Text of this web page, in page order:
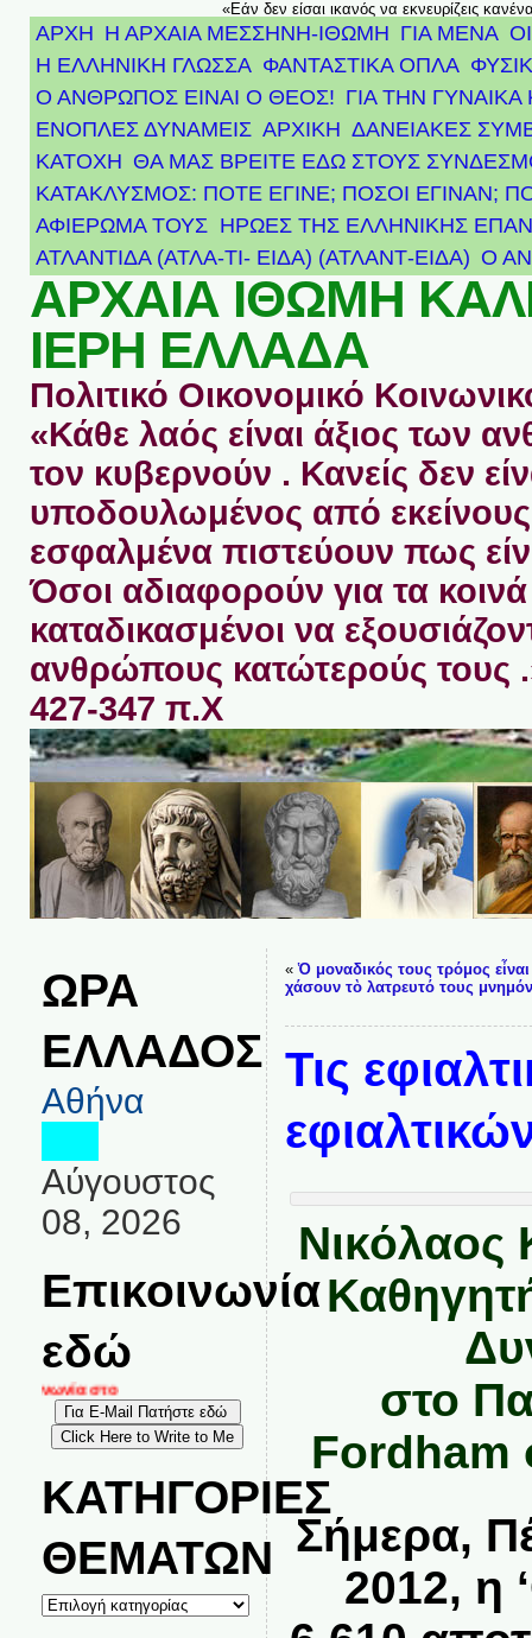
«Εάν δεν είσαι ικανός να εκνευρίζεις
ΑΡΧΗ Η ΑΡΧΑΙΑ ΜΕΣΣΗΝΗ-ΙΘΩΜΗ ΓΙΑ ΜΕΝΑ
Η ΕΛΛΗΝΙΚΗ ΓΛΩΣΣΑ ΦΑΝΤΑΣΤΙΚΑ ΟΠΛΑ
Ο ΑΝΘΡΩΠΟΣ ΕΙΝΑΙ Ο ΘΕΟΣ! ΓΙΑ ΤΗΝ ΓΥΝΑΙΚΑ
ΕΝΟΠΛΕΣ ΔΥΝΑΜΕΙΣ ΑΡΧΙΚΉ ΔΑΝΕΙΑΚΕΣ
ΚΑΤΟΧΗ ΘΑ ΜΑΣ ΒΡΕΙΤΕ ΕΔΩ ΣΤΟΥΣ
ΚΑΤΑΚΛΥΣΜΟΣ: ΠΟΤΕ ΕΓΙΝΕ; ΠΟΣΟΙ ΕΓΙΝΑΝ;
ΑΦΙΈΡΩΜΑ ΤΟΥΣ ΉΡΩΕΣ ΤΗΣ ΕΛΛΗΝΙΚΉΣ
ΑΤΛΑΝΤΊΔΑ (ΑΤΛΑ-ΤΙ- ΕΙΔΑ) (ΑΤΛΑΝΤ-ΕΙΔΑ) Ο
ΑΡΧΑΙΑ ΙΘΩΜΗ
ΙΕΡΗ ΕΛΛΑΔΑ
Πολιτικό Οικονομικό
«Κάθε λαός είναι άξιος των
τον κυβερνούν . Κανείς δεν
υποδουλωμένος από
εσφαλμένα πιστεύουν πως
Όσοι αδιαφορούν για τα κοινά
καταδικασμένοι να
ανθρώπους κατώτερούς τους
427-347 π.Χ
ΩΡΑ
ΕΛΛΑΔΟΣ
Αθήνα
Αύγουστος
08, 2026
Επικοινωνία
εδώ
στο
ΚΑΤΗΓΟΡΙΕΣ
ΘΕΜΑΤΩΝ
ΚΑΤΗΓΟΡΙΕΣ
ΘΕΜΑΤΩΝ
«Ὁ μοναδικός τους τρόμος
χάσουν τὸ λατρευτό τους
Τις
Νικόλαος
στο
Fordham
Σήμερα,
2012, η